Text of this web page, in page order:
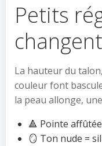
Petits
La hauteur du
couleur font
la peau allonge,
🔺 Pointe
🪞 Ton nude =